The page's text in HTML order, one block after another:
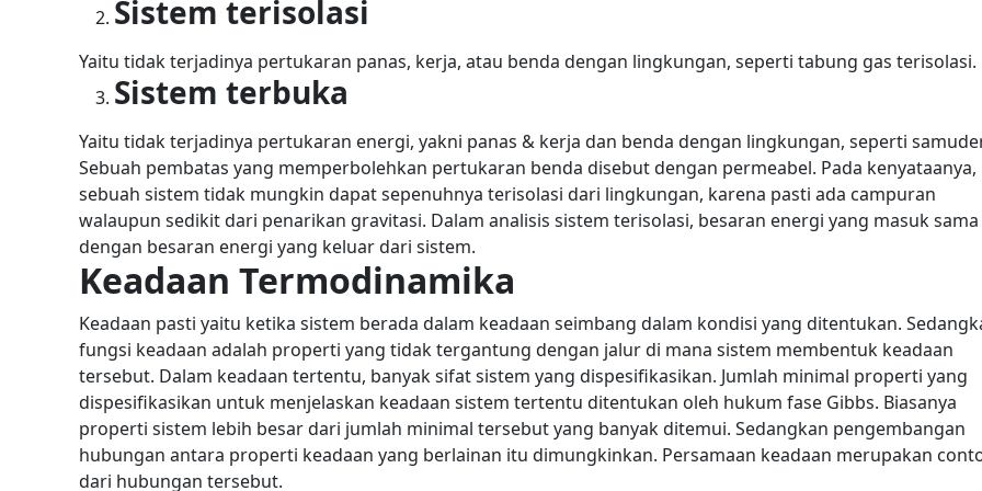
Sistem terisolasi
Yaitu tidak terjadinya pertukaran panas, kerja, atau benda dengan lingkungan, seperti tabung gas terisolasi.
Sistem terbuka
Yaitu tidak terjadinya pertukaran energi, yakni panas & kerja dan benda dengan lingkungan, seperti
Sebuah pembatas yang memperbolehkan pertukaran benda disebut dengan permeabel. Pada kenyataanya,
sebuah sistem tidak mungkin dapat sepenuhnya terisolasi dari lingkungan, karena pasti ada campuran
walaupun sedikit dari penarikan gravitasi. Dalam analisis sistem terisolasi, besaran energi yang masuk sama
dengan besaran energi yang keluar dari sistem.
Keadaan Termodinamika
Keadaan pasti yaitu ketika sistem berada dalam keadaan seimbang dalam kondisi yang ditentukan.
fungsi keadaan adalah properti yang tidak tergantung dengan jalur di mana sistem membentuk keadaan
tersebut. Dalam keadaan tertentu, banyak sifat sistem yang dispesifikasikan. Jumlah minimal properti yang
dispesifikasikan untuk menjelaskan keadaan sistem tertentu ditentukan oleh hukum fase Gibbs. Biasanya
properti sistem lebih besar dari jumlah minimal tersebut yang banyak ditemui. Sedangkan pengembangan
hubungan antara properti keadaan yang berlainan itu dimungkinkan. Persamaan keadaan merupakan
dari hubungan tersebut.